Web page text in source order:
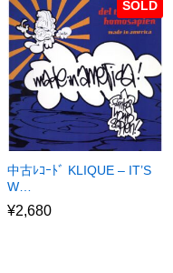
SOLD
中古ﾚｺｰﾄﾞ KLIQUE – IT’S
W…
¥2,680